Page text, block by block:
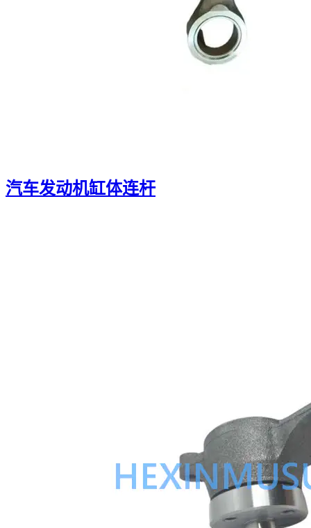
汽车发动机缸体连杆